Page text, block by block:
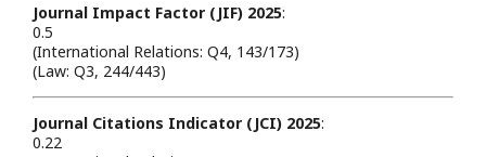
Journal Impact Factor (JIF) 2025:
0.5
(International Relations: Q4, 143/173)
(Law: Q3, 244/443)
Journal Citations Indicator (JCI) 2025:
0.22